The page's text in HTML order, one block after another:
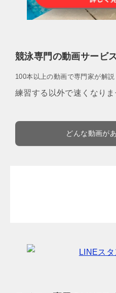
競泳専門の動画サービ
100本以上の動画で専門家が解説
練習する以外で速くなりま
どんな動画が